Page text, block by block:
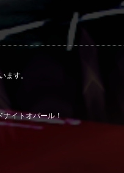
ます。
イトオパール！